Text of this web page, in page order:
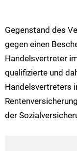
Gegenstand des
gegen einen
Handelsvertreter
qualifizierte und
Handelsvertreters
der